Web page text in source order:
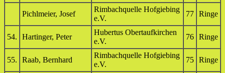
Pichlmeier, Josef
Rimbachquelle Hofgiebing
e.V.
77 Ringe
54. Hartinger, Peter
Hubertus Obertaufkirchen
e.V.
76 Ringe
55. Raab, Bernhard
Rimbachquelle Hofgiebing
e.V.
75 Ringe